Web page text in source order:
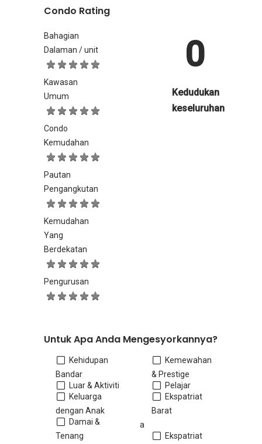
Condo Rating
Bahagian
Dalaman / unit
Kawasan
Umum
Condo
Kemudahan
Pautan
Pengangkutan
Kemudahan
Yang
Berdekatan
Pengurusan
0
Kedudukan
keseluruhan
Untuk Apa Anda Mengesyorkannya?
Kehidupan
Bandar
Luar & Aktiviti
Keluarga
dengan Anak
Damai &
Tenang
Kemewahan
& Prestige
Pelajar
Ekspatriat
Barat
a
Ekspatriat